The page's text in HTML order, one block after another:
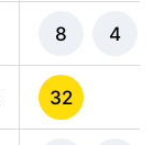
8 4
32